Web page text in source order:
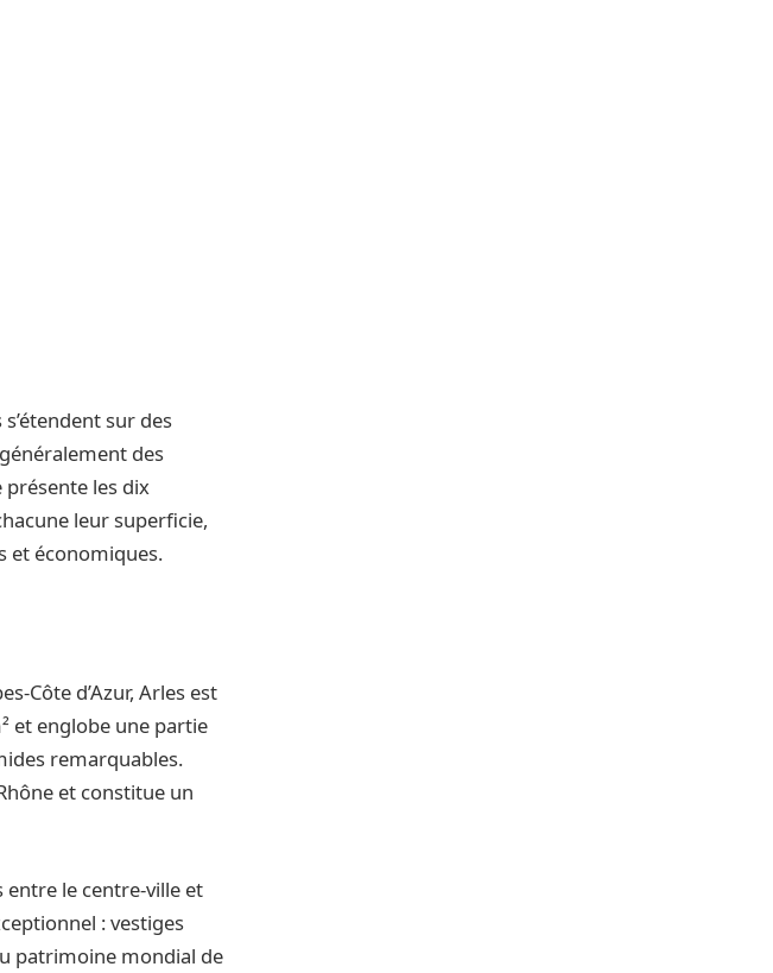
sur des
des
les dix
leur superficie,
et économiques.
d’Azur, Arles est
et englobe une partie
remarquables.
et constitue un
le centre‑ville et
: vestiges
patrimoine mondial de